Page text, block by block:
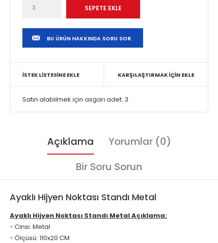
BU ÜRÜN HAKKINDA SORU SOR
İSTEK LISTESINE EKLE KARŞILAŞTIRMAK İÇIN EKLE
Satın alabilmek için asgari adet: 3
Açıklama
Yorumlar (0)
Bir Soru Sorun
Ayaklı Hijyen Noktası Standı Metal
Ayaklı Hijyen Noktası Standı MetalAçıklama:
- Cinsi: Metal
- Ölçüsü: 110x20 CM